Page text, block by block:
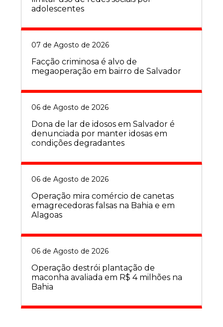
adolescentes
07 de Agosto de 2026
Facção criminosa é alvo de
megaoperação em bairro de Salvador
06 de Agosto de 2026
Dona de lar de idosos em Salvador é
denunciada por manter idosas em
condições degradantes
06 de Agosto de 2026
Operação mira comércio de canetas
emagrecedoras falsas na Bahia e em
Alagoas
06 de Agosto de 2026
Operação destrói plantação de
maconha avaliada em R$ 4 milhões na
Bahia